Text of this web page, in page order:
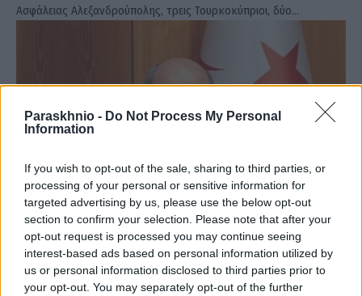
Paraskhnio - Do Not Process My Personal
Information
If you wish to opt-out of the sale, sharing to third parties, or
processing of your personal or sensitive information for
targeted advertising by us, please use the below opt-out
section to confirm your selection. Please note that after your
opt-out request is processed you may continue seeing
interest-based ads based on personal information utilized by
us or personal information disclosed to third parties prior to
your opt-out. You may separately opt-out of the further
Ασφάλειας Αλεξανδρούπολης, τρεις Τουρκοκύπριοι, δύο…
Επιμένει σε δύο κράτη και προκαλεί ο Τατάρ
ΑΝΑΡΤΗΘΗΚΕ ΑΠΟ GUEST USER 21 ΔΕΚΕΜΒΡΊΟΥ 2021